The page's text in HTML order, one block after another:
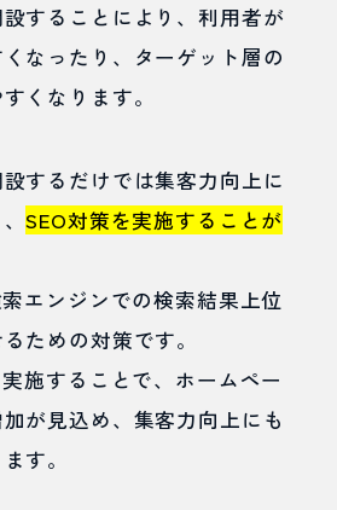
することにより、利用者が
なったり、ターゲット層の
くなります。
するだけでは集客力向上に
SEO対策を実施することが
エンジンでの検索結果上位
ための対策です。
施することで、ホームペー
が見込め、集客力向上にも
す。